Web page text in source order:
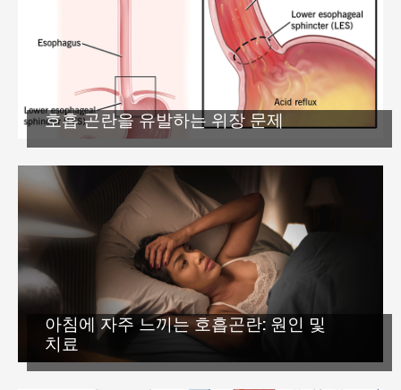
호흡 곤란을 유발하는 위장 문제
아침에 자주 느끼는 호흡곤란: 원인 및
치료